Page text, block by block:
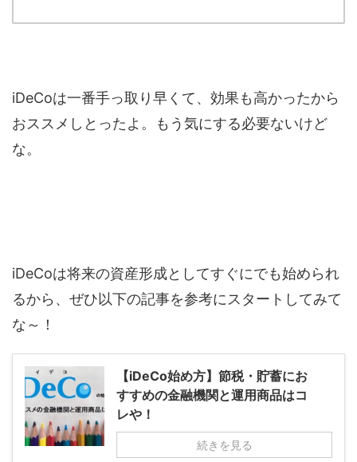
iDeCoは一番手っ取り早くて、効果も高かったから
おススメしとったよ。もう気にする必要ないけど
な。
iDeCoは将来の資産形成としてすぐにでも始められ
るから、ぜひ以下の記事を参考にスタートしてみて
な～！
【iDeCo始め方】節税・貯蓄にお
すすめの金融機関と運用商品はコ
レや！
続きを見る